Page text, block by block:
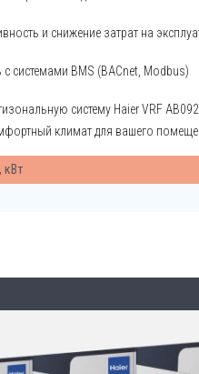
и снижение затрат на
системами BMS (BACnet, Modbus)
систему Haier VRF
климат для вашего
кВт